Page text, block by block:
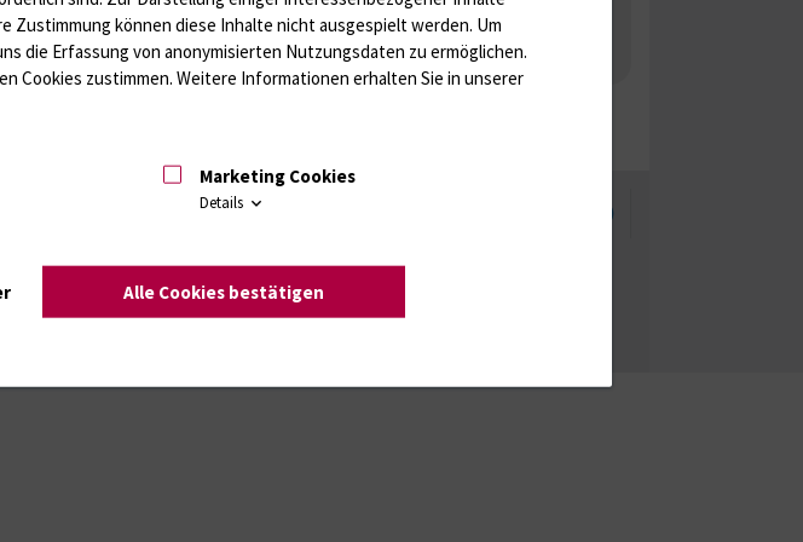
Gestroinaltrakt / Vitamine; Gonaden / Zyklus / Sterilität
Kardiaka, Psychpharmaka
Molekulare Diagnostik
Datenschutzhinweise
Zustimmung können diese Inhalte nicht ausgespielt werden. Um
die Erfassung von anonymisierten Nutzungsdaten zu ermöglichen.
Cookies zustimmen. Weitere Informationen erhalten Sie in unserer
Marketing Cookies
Details
Alle Cookies bestätigen